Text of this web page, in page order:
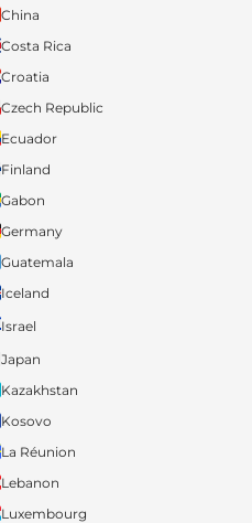
China
Costa Rica
Croatia
Czech Republic
Ecuador
Finland
Gabon
Germany
Guatemala
Iceland
Israel
Japan
Kazakhstan
Kosovo
La Réunion
Lebanon
Luxembourg